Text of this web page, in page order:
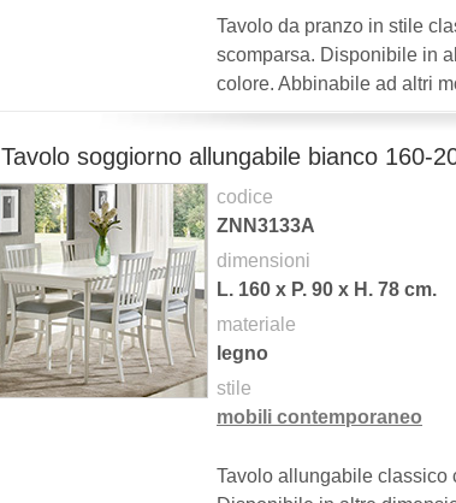
Tavolo da pranzo in stile
scomparsa. Disponibile in
colore. Abbinabile ad altri
Tavolo soggiorno allungabile bianco 160-
codice
ZNN3133A
dimensioni
L. 160 x P. 90 x H. 78 cm.
materiale
legno
stile
mobili contemporaneo
Tavolo allungabile classico